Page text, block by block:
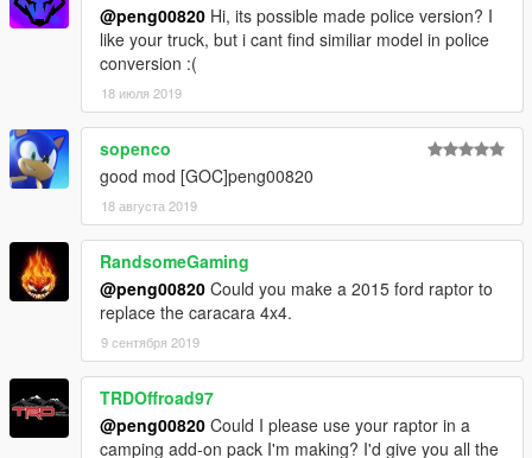
@peng00820 Hi, its possible made police version? I
like your truck, but i cant find similiar model in police
conversion :(
18 июля 2019
sopenco
good mod [GOC]peng00820
18 августа 2019
RandsomeGaming
@peng00820 Could you make a 2015 ford raptor to
replace the caracara 4x4.
9 сентября 2019
TRDOffroad97
@peng00820 Could I please use your raptor in a
camping add-on pack I'm making? I'd give you all the